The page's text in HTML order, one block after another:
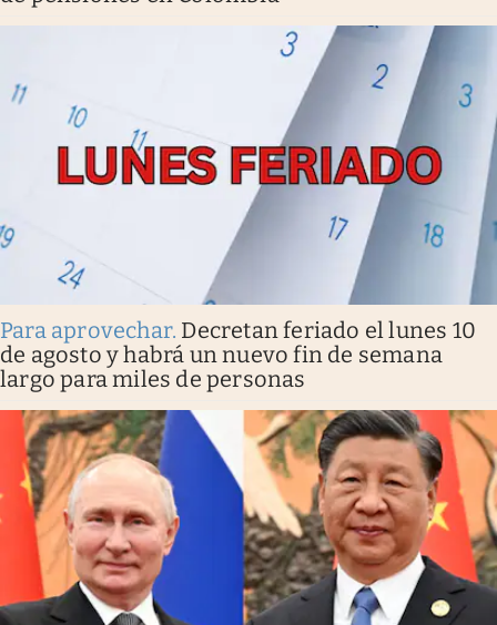
Para aprovechar. Decretan feriado el lunes 10
de agosto y habrá un nuevo fin de semana
largo para miles de personas